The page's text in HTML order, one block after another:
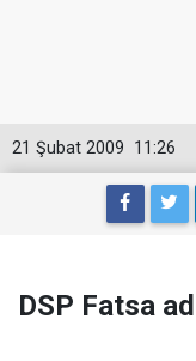
11:26
21 Şubat 2009
DSP Fatsa